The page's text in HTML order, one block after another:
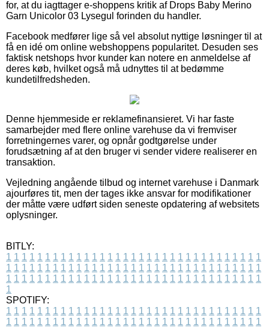
for, at du iagttager e-shoppens kritik af Drops Baby Merino
Garn Unicolor 03 Lysegul forinden du handler.
Facebook medfører lige så vel absolut nyttige løsninger til at
få en idé om online webshoppens popularitet. Desuden ses
faktisk netshops hvor kunder kan notere en anmeldelse af
deres køb, hvilket også må udnyttes til at bedømme
kundetilfredsheden.
Denne hjemmeside er reklamefinansieret. Vi har faste
samarbejder med flere online varehuse da vi fremviser
forretningernes varer, og opnår godtgørelse under
forudsætning af at den bruger vi sender videre realiserer en
transaktion.
Vejledning angående tilbud og internet varehuse i Danmark
ajourføres tit, men der tages ikke ansvar for modifikationer
der måtte være udført siden seneste opdatering af websitets
oplysninger.
BITLY:
1 1 1 1 1 1 1 1 1 1 1 1 1 1 1 1 1 1 1 1 1 1 1 1 1 1 1 1 1 1 1 1 1
1 1 1 1 1 1 1 1 1 1 1 1 1 1 1 1 1 1 1 1 1 1 1 1 1 1 1 1 1 1 1 1 1
1 1 1 1 1 1 1 1 1 1 1 1 1 1 1 1 1 1 1 1 1 1 1 1 1 1 1 1 1 1 1 1 1
1
SPOTIFY:
1 1 1 1 1 1 1 1 1 1 1 1 1 1 1 1 1 1 1 1 1 1 1 1 1 1 1 1 1 1 1 1 1
1 1 1 1 1 1 1 1 1 1 1 1 1 1 1 1 1 1 1 1 1 1 1 1 1 1 1 1 1 1 1 1 1